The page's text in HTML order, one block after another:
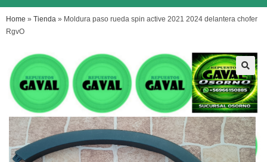
Home » Tienda » Moldura paso rueda spin active 2021 2024 delantera chofer
RgvO